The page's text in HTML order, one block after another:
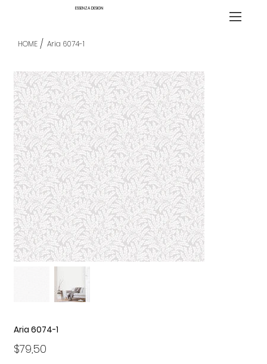
ESSENZA DESIGN
HOME / Aria 6074-1
Aria 6074-1
Precio
$79,50